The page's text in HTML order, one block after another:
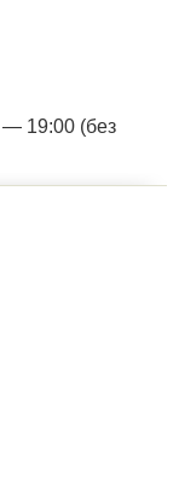
— 19:00 (без